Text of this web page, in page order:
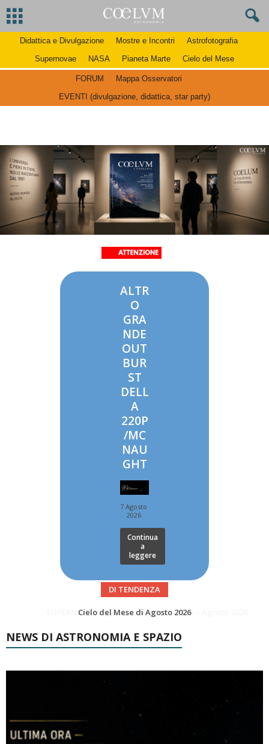
Didattica e Divulgazione Mostre e Incontri
Astrofotografia
Supernovae
NASA Pianeta Marte Cielo del Mese
FORUM
Mappa Osservatori
EVENTI (divulgazione, didattica, star party)
ALTR
O
GRA
NDE
OUT
BUR
ST
DELL
A
220P
/MC
NAU
GHT
7 Agosto
2026
Continua
a
leggere
DI TENDENZA
SUPERNOVAE aggiornamenti del mese – Agosto 2026
NEWS DI ASTRONOMIA E SPAZIO